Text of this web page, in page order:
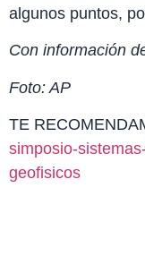
algunos puntos,
Con información
Foto: AP
TE
simposio-
geofisicos